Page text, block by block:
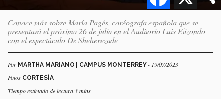
Conoce más sobre María Pagés, coréografa española que se
presentará el próximo 26 de julio en el Auditorio Luis Elizondo
con el espectáculo De Sheherezade
Por MARTHA MARIANO | CAMPUS MONTERREY - 19/07/2023
Fotos CORTESÍA
Tiempo estimado de lectura:3 mins